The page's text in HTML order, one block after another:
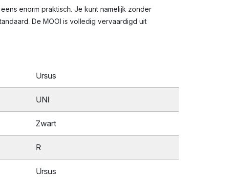
enorm praktisch. Je kunt namelijk zonder
De MOOI is volledig vervaardigd uit
Ursus
UNI
Zwart
R
Ursus